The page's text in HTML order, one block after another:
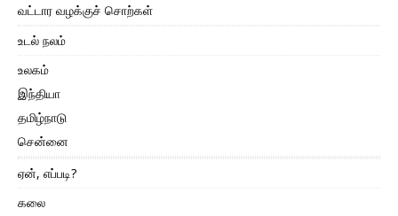
வட்டார வழக்குச் சொற்கள்
உடல் நலம்
உலகம்
இந்தியா
தமிழ்நாடு
சென்னை
ஏன், எப்படி?
கலை